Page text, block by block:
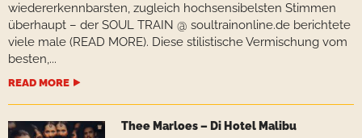
wiedererkennbarsten, zugleich hochsensibelsten Stimmen
überhaupt – der SOUL TRAIN @ soultrainonline.de berichtete
viele male (READ MORE). Diese stilistische Vermischung vom
besten,...
READ MORE
Thee Marloes – Di Hotel Malibu